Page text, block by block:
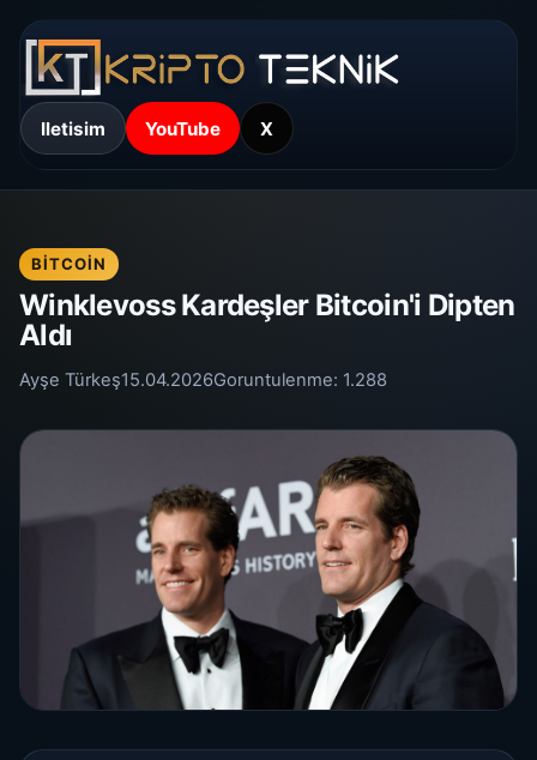
Iletisim YouTube X
BITCOIN
Winklevoss Kardeşler Bitcoin'i Dipten
Aldı
Ayşe Türkeş15.04.2026Goruntulenme: 1.288